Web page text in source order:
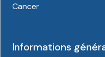
Cancer
Informations